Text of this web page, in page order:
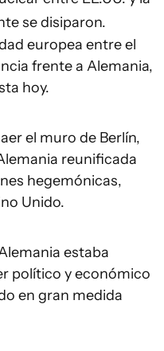
se disiparon.
europea entre el
frente a Alemania,
hoy.
el muro de Berlín,
reunificada
hegemónicas,
Unido.
estaba
político y económico
en gran medida